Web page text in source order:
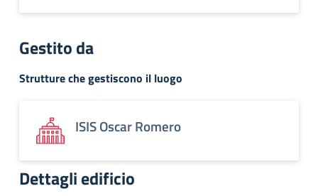
Gestito da
Strutture che gestiscono il luogo
ISIS Oscar Romero
Dettagli edificio